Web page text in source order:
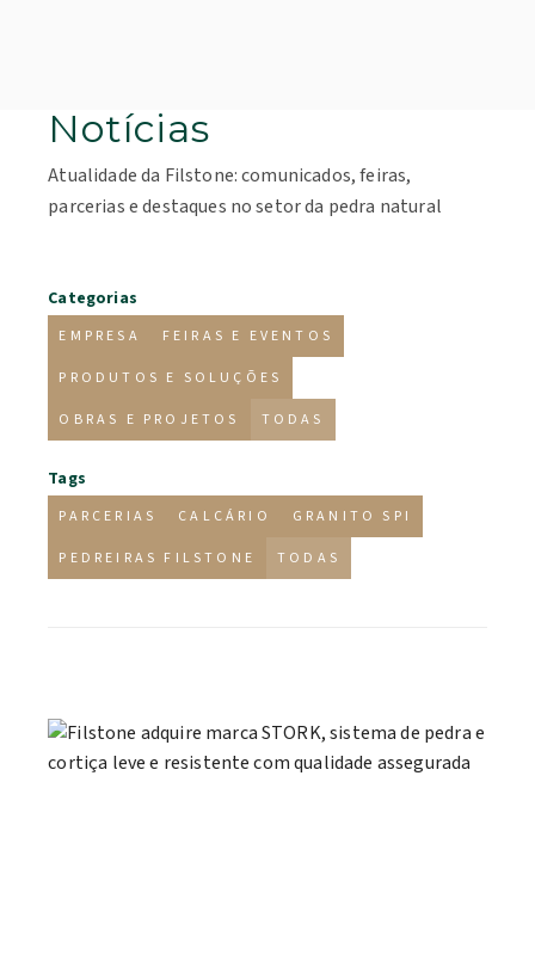
Notícias
Atualidade da Filstone: comunicados, feiras,
parcerias e destaques no setor da pedra natural
Categorias
EMPRESA FEIRAS E EVENTOS
PRODUTOS E SOLUÇÕES
OBRAS E PROJETOS TODAS
Tags
PARCERIAS CALCÁRIO GRANITO SPI
PEDREIRAS FILSTONE TODAS